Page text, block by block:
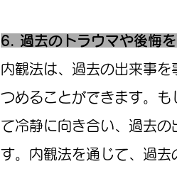
6. 過去のトラウマや後悔
内観法は、過去の出来事
つめることができます。
て冷静に向き合い、過去
す。内観法を通じて、過